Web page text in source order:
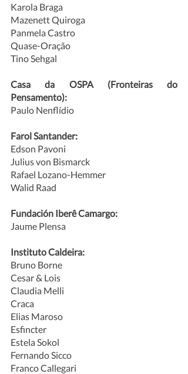
Karola Braga
Mazenett Quiroga
Panmela Castro
Quase-Oração
Tino Sehgal
Casa da OSPA (Fronteiras do
Pensamento):
Paulo Nenflídio
Farol Santander:
Edson Pavoni
Julius von Bismarck
Rafael Lozano-Hemmer
Walid Raad
Fundación Iberê Camargo:
Jaume Plensa
Instituto Caldeira:
Bruno Borne
Cesar & Lois
Claudia Melli
Craca
Elias Maroso
Esfincter
Estela Sokol
Fernando Sicco
Franco Callegari